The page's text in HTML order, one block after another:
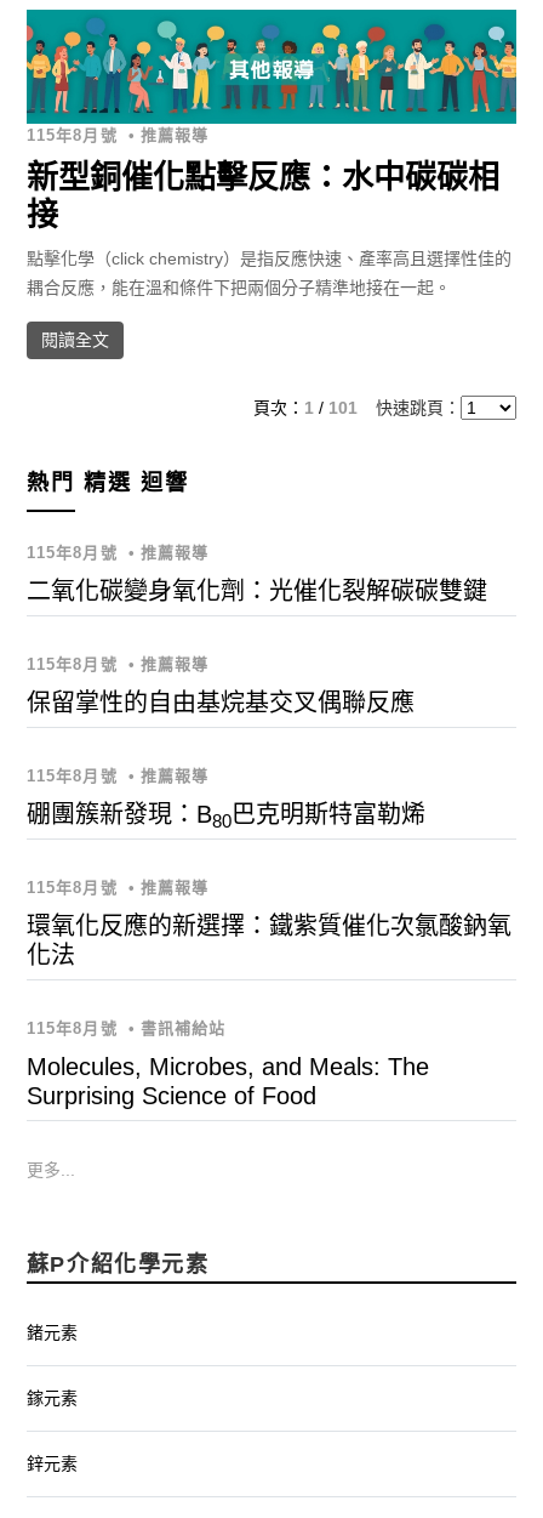
115年8月號 • 推薦報導
新型銅催化點擊反應：水中碳碳相
接
點擊化學（click chemistry）是指反應快速、產率高且選擇性佳的
耦合反應，能在溫和條件下把兩個分子精準地接在一起。
閱讀全文
頁次： 1 / 101 快速跳頁：
熱門 精選 迴響
115年8月號 • 推薦報導
二氧化碳變身氧化劑：光催化裂解碳碳雙鍵
115年8月號 • 推薦報導
保留掌性的自由基烷基交叉偶聯反應
115年8月號 • 推薦報導
硼團簇新發現：B80巴克明斯特富勒烯
115年8月號 • 推薦報導
環氧化反應的新選擇：鐵紫質催化次氯酸鈉氧
化法
115年8月號 • 書訊補給站
Molecules, Microbes, and Meals: The
Surprising Science of Food
更多...
蘇P介紹化學元素
鍺元素
鎵元素
鋅元素